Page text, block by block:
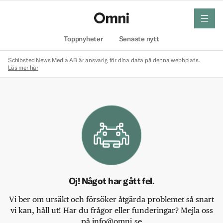
Toppnyheter Senaste nytt
meny
Schibsted News Media AB är ansvarig för dina data på denna webbplats.
Läs mer här
Oj! Något har gått fel.
Vi ber om ursäkt och försöker åtgärda problemet så snart
vi kan, håll ut! Har du frågor eller funderingar? Mejla oss